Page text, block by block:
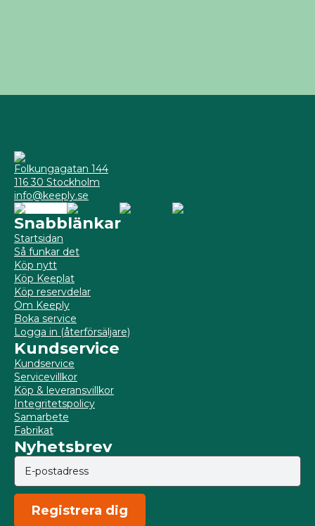
Folkungagatan 144
116 30 Stockholm
info@keeply.se
Snabblänkar
Startsidan
Så funkar det
Köp nytt
Köp Keeplat
Köp reservdelar
Om Keeply
Boka service
Logga in (återförsäljare)
Kundservice
Kundservice
Servicevillkor
Köp & leveransvillkor
Integritetspolicy
Samarbete
Fabrikat
Nyhetsbrev
Registrera dig